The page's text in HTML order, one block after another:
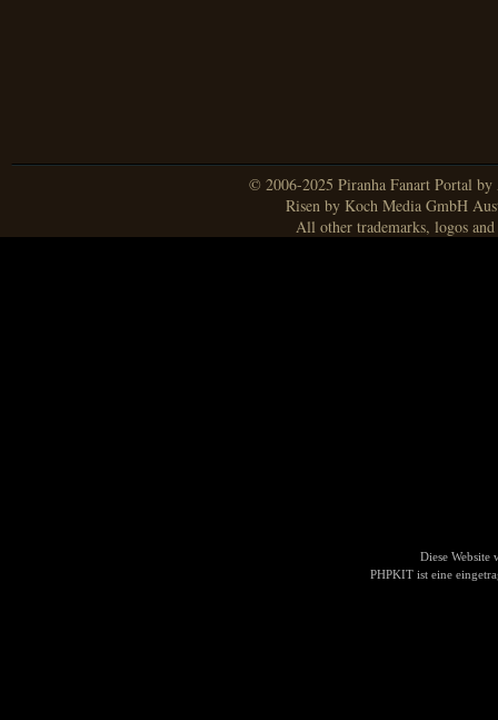
© 2006-2025 Piranha Fanart Portal
Risen by Koch Media GmbH
All other trademarks, logos
Diese Website
PHPKIT ist eine